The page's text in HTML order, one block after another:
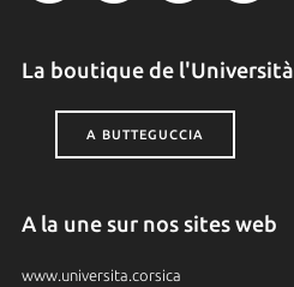
La boutique de l'Università
A BUTTEGUCCIA
A la une sur nos sites web
www.universita.corsica